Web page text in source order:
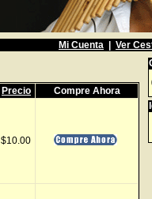
Mi Cuenta Ver
Precio Compre Ahora
$10.00